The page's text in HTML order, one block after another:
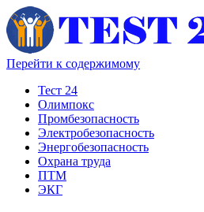
Перейти к содержимому
Тест 24
Олимпокс
Промбезопасность
Электробезопасность
Энергобезопасность
Охрана труда
ПТМ
ЭКГ